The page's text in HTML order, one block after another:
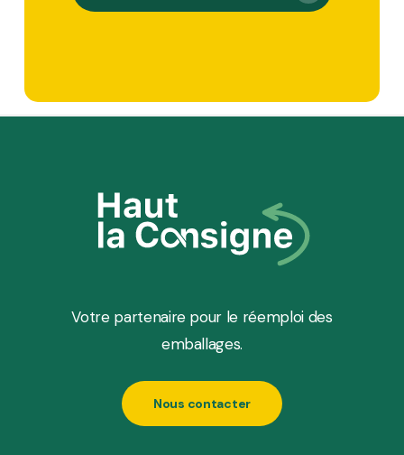
Votre partenaire pour le réemploi des
emballages.
Nous contacter